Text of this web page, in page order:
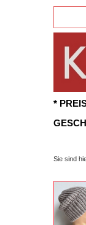
*
Sie sind